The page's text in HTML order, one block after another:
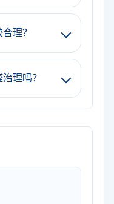
理？
理吗？